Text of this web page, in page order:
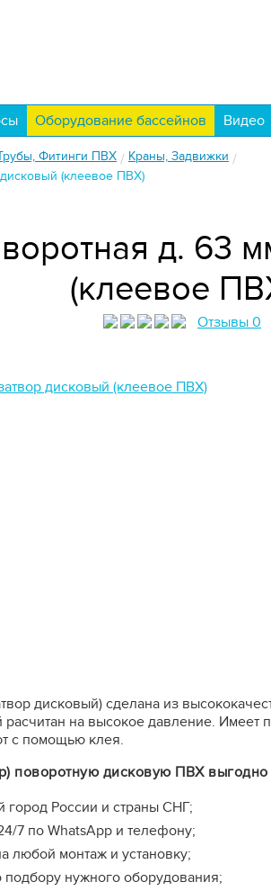
Оборудование бассейнов Видео
Фитинги ПВХ / Краны, Задвижки /
(клеевое ПВХ)
д. 63
(клеевое
Отзывы 0
дисковый) сделана из
расчитан на высокое давление.
с помощью клея.
поворотную дисковую ПВХ
России и страны СНГ;
7 по WhatsApp и телефону;
любой монтаж и установку;
подбору нужного оборудования;